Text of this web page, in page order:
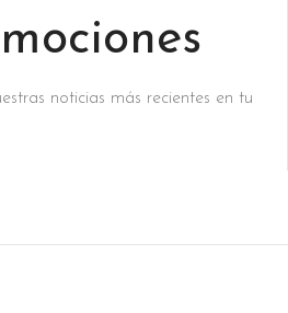
noticias más recientes en tu